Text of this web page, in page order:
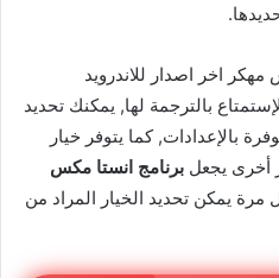
اخر اصدار للاندرويد
بالترجمة لها, يمكنك تحديد
بالإعدادات, كما يتوفر خيار
أخرى يجعل برنامج انستا مكس
مرة يمكن تحديد الخيار المراد من